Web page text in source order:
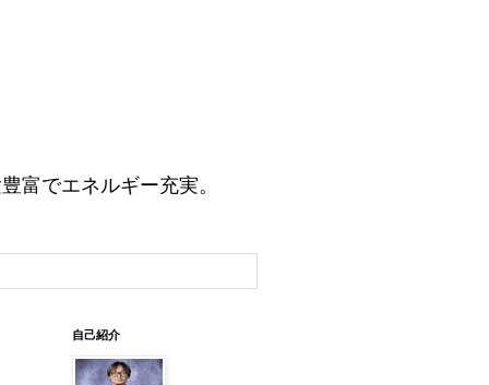
富でエネルギー充実。
自己紹介